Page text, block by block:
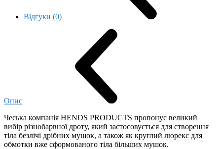
Відгуки (0)
Опис
Чеська компанія HENDS PRODUCTS пропонує великий
вибір різнобарвної дроту, який застосовується для створення
тіла безлічі дрібних мушок, а також як круглий люрекс для
обмотки вже сформованого тіла більших мушок.